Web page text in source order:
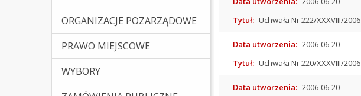
ORGANIZACJE POZARZĄDOWE
PRAWO MIEJSCOWE (Kliknięcie spowoduje otwarcie nowej karty)
WYBORY
Tytuł: Uchwała Nr 222/XXXVIII/2006
Data utworzenia: 2006-06-20
Tytuł: Uchwała Nr 220/XXXVIII/2006
Data utworzenia: 2006-06-20